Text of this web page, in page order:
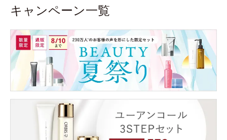
キャンペーン一覧